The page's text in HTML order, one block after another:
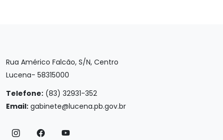
Rua Américo Falcão, S/N, Centro
Lucena- 58315000
Telefone: (83) 32931-352
Email: gabinete@lucena.pb.gov.br